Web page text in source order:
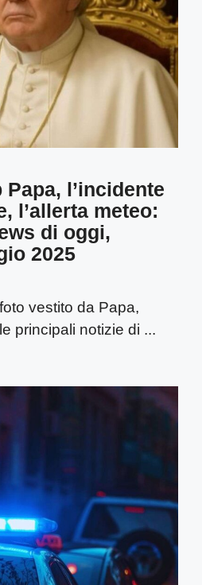
l’incidente
l’allerta meteo:
di oggi,
2025
vestito da Papa,
principali notizie di ...